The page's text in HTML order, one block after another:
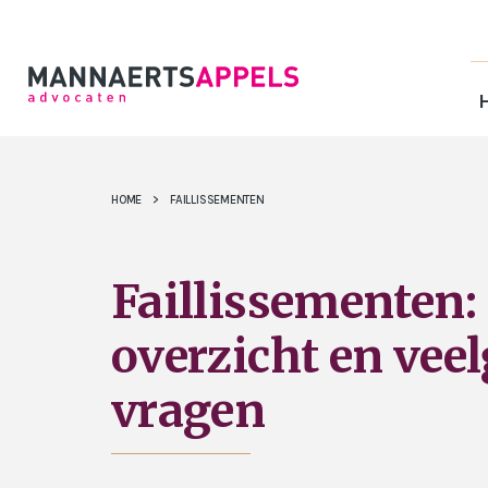
HOME > FAILLISSEMENTEN
Faillissementen:
overzicht en
vragen